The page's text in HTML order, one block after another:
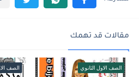
مقالات قد تهمك
الصف الاول الثانوي الصف